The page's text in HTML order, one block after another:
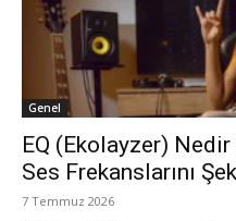
Genel
EQ (Ekolayzer) Nedir
Ses Frekanslarını
7 Temmuz 2026